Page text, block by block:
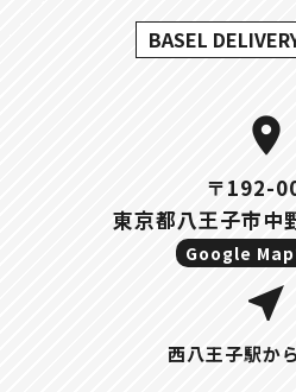
BASEL
location_on
〒192-
東京都八王子市
Google Map
near_me
西八王子駅か